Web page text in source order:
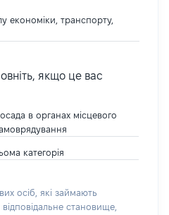
економіки, транспорту,
якщо це вас
в органах місцевого
категорія
осіб, які займають
становище,